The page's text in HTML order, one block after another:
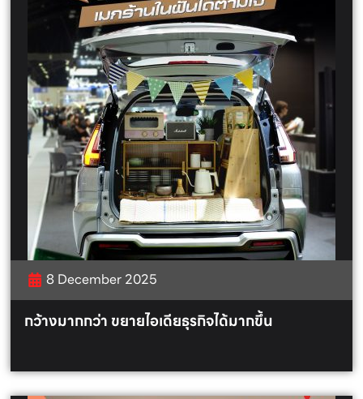
8 December 2025
กว้างมากกว่า ขยายไอเดียธุรกิจได้มากขึ้น